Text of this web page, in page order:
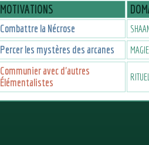
MOTIVATIONS
Combattre la Nécrose
Percer les mystères des arcanes MAGIE
Communier avec d'autres
Élémentalistes